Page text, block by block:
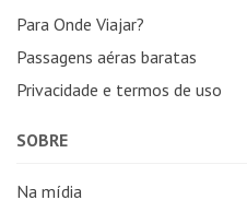
Para Onde Viajar?
Passagens aéras baratas
Privacidade e termos de uso
SOBRE
Na mídia